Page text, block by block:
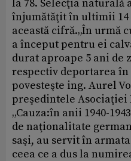
la 78. Selecţia naturală
înjumătăţit în ultimii 14
această cifră.„În urmă
a început pentru ei
durat aproape 5 ani de
respectiv deportarea în
povesteşte ing. Aurel
preşedintele Asociaţiei
„Cauza:în anii 1940-
de naţionalitate
saşi, au servit în
ceea ce a dus la